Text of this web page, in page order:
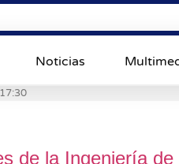
Noticias
de la Ingeniería